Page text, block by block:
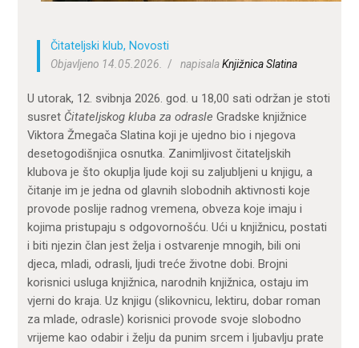
Čitateljski klub, Novosti
Objavljeno 14.05.2026.
napisalaKnjižnica Slatina
U utorak, 12. svibnja 2026. god. u 18,00 sati održan je stoti
susret Čitateljskog kluba za odrasle Gradske knjižnice
Viktora Žmegača Slatina koji je ujedno bio i njegova
desetogodišnjica osnutka. Zanimljivost čitateljskih
klubova je što okuplja ljude koji su zaljubljeni u knjigu, a
čitanje im je jedna od glavnih slobodnih aktivnosti koje
provode poslije radnog vremena, obveza koje imaju i
kojima pristupaju s odgovornošću. Ući u knjižnicu, postati
i biti njezin član jest želja i ostvarenje mnogih, bili oni
djeca, mladi, odrasli, ljudi treće životne dobi. Brojni
korisnici usluga knjižnica, narodnih knjižnica, ostaju im
vjerni do kraja. Uz knjigu (slikovnicu, lektiru, dobar roman
za mlade, odrasle) korisnici provode svoje slobodno
vrijeme kao odabir i želju da punim srcem i ljubavlju prate